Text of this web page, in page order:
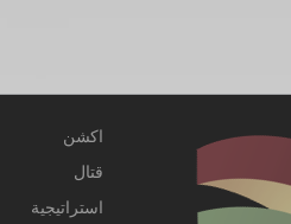
اكشن
قتال
استراتيجية